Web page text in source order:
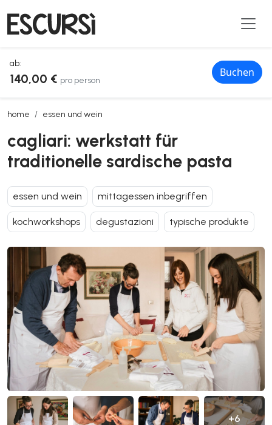
ab:
140,00 € pro person
Buchen
home essen und wein
cagliari: werkstatt für traditionelle sardische pasta
cagliari: werkstatt für
traditionelle sardische pasta
essen und wein mittagessen inbegriffen
kochworkshops degustazioni typische produkte
+6